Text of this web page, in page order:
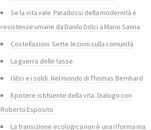
Se la vita vale. Paradossi della modernità e
resistenze umane da Danilo Dolci a Mario Sanna
Costellazioni. Sette lezioni sulla comunità
La guerra delle tasse
I libri e i soldi. Nel mondo di Thomas Bernhard
Il potere istituente della vita. Dialogo con
Roberto Esposito
La transizione ecologica non è una riforma ma